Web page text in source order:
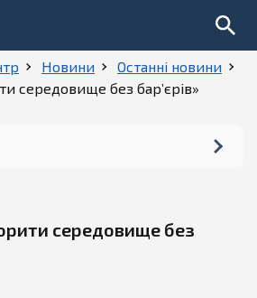
Новини
Останні новини
середовище без бар’єрів»
середовище без